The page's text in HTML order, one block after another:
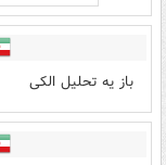
باز یه تحلیل الکی